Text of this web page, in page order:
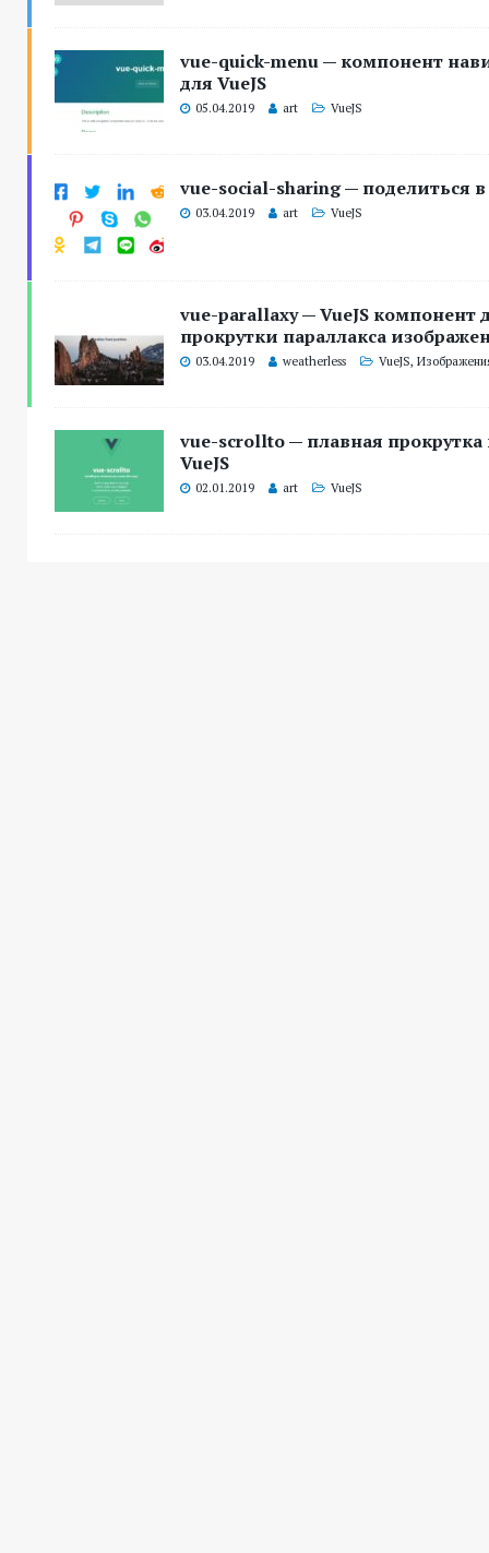
vue-quick-menu — компонент
для VueJS
05.04.2019 art VueJS
vue-social-sharing — поделиться в
03.04.2019 art VueJS
vue-parallaxy — VueJS компонент
прокрутки параллакса
03.04.2019 weatherless VueJS,
vue-scrollto — плавная
VueJS
02.01.2019 art VueJS